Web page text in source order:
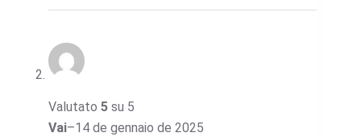
Valutato 5 su 5
Vai–14 de gennaio de 2025